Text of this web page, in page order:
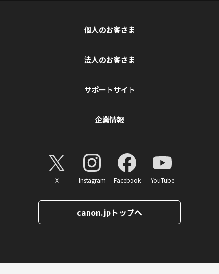
個人のお客さま
法人のお客さま
サポートサイト
企業情報
X Instagram Facebook YouTube
canon.jpトップへ